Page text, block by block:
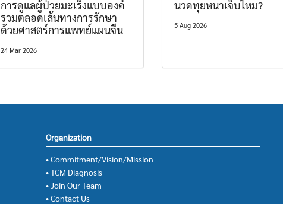
การดูแลผู้ป่วยมะเร็งแบบองค์
รวมตลอดเส้นทางการรักษา
ด้วยศาสตร์การแพทย์แผนจีน
24 Mar 2026
นวดทุยหนาเจ็บไหม?
5 Aug 2026
Organization
• Commitment/Vision/Mission
• TCM Diagnosis
• Join Our Team
• Contact Us